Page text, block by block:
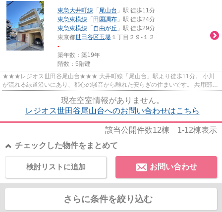
東急大井町線 「 尾山台 」駅 徒歩11分
東急東横線 「 田園調布 」駅 徒歩24分
東急東横線 「 自由が丘 」駅 徒歩29分
東京都世田谷区玉堤 １丁目２９-１２
-
築年数：築19年
階数：5階建
★★★レジオス世田谷尾山台★★★ 大井町線「尾山台」駅より徒歩11分。 小川
が流れる緑道沿いにあり、都心の騒音から離れた安らぎの住まいです。 共用部に
現在空室情報がありません。
レジオス世田谷尾山台へのお問い合わせはこちら
該当公開件数12棟 1-12棟表示
チェックした物件をまとめて
お問い合わせ
検討リストに追加
さらに条件を絞り込む